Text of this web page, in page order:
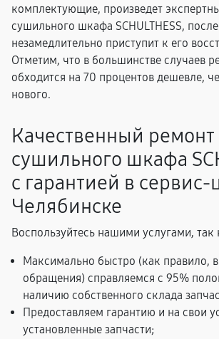
комплектующие, произведет
сушильного шкафа SCHULTHESS,
незамедлительно приступит к его
Отметим, что в большинстве случаев
обходится на 70 процентов дешевле,
нового.
Качественный ремонт
сушильного шкафа
с гарантией в сервис-
Челябинске
Воспользуйтесь нашими услугами, так
Максимально быстро (как правило,
обращения) справляемся с 95%
наличию собственного склада
Предоставляем гарантию и на свои
установленные запчасти;